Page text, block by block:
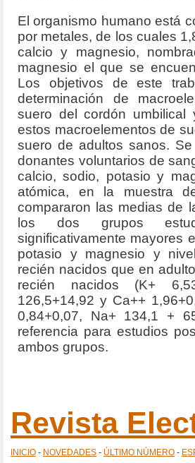
El organismo humano está
por metales, de los cuales
calcio y magnesio,
magnesio el que se
Los objetivos de este
determinación de
suero del cordón
estos macroelementos de
suero de adultos sanos.
donantes voluntarios de
calcio, sodio, potasio y
atómica, en la muestra
compararon las medias de
los dos grupos
significativamente mayores
potasio y magnesio y
recién nacidos que en
recién nacidos (K+
126,5+14,92 y Ca++
0,84+0,07, Na+ 134,1 +
referencia para estudios
ambos grupos.
Revista
INICIO - NOVEDADES - ÚLTIMO NÚMERO -